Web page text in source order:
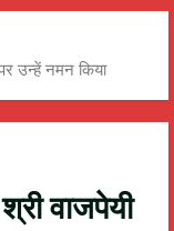
उन्हें नमन किया
वाजपेयी